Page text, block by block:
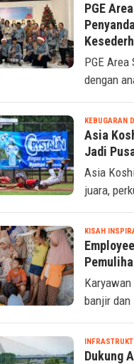
PGE
PGE
dengan
KEBUGARAN
Asia
Jadi
Asia
juara,
KISAH
banjir dan
Dukung